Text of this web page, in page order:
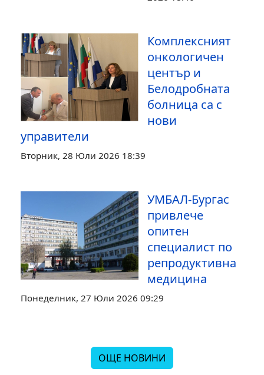
Комплексният
онкологичен
център и
Белодробната
болница са с
нови
управители
Вторник, 28 Юли 2026 18:39
УМБАЛ-Бургас
привлече
опитен
специалист по
репродуктивна
медицина
Понеделник, 27 Юли 2026 09:29
ОЩЕ НОВИНИ